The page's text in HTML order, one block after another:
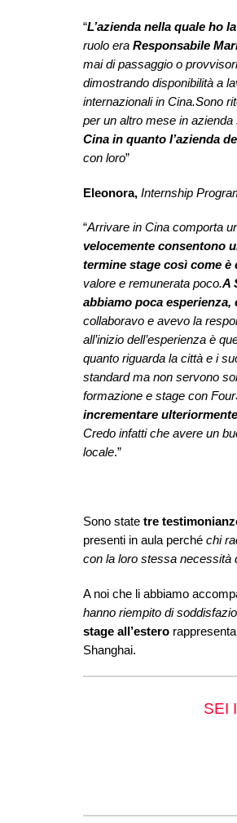
“L’azienda nella quale ho
ruolo era Responsabile
mai di passaggio o
dimostrando disponibilità a
internazionali in Cina.Sono
per un altro mese in
Cina in quanto l’azienda
con loro”
Eleonora, Internship
“Arrivare in Cina comporta
velocemente consentono
termine stage così come
valore e remunerata poco.A
abbiamo poca
collaboravo e avevo la
all’inizio dell’esperienza è
quanto riguarda la città e i
standard ma non servono
formazione e stage con
incrementare
Credo infatti che avere un
locale.”
Sono state tre
presenti in aula perché chi
con la loro stessa necessità
A noi che li abbiamo
hanno riempito di
stage all’estero
Shanghai.
SEI